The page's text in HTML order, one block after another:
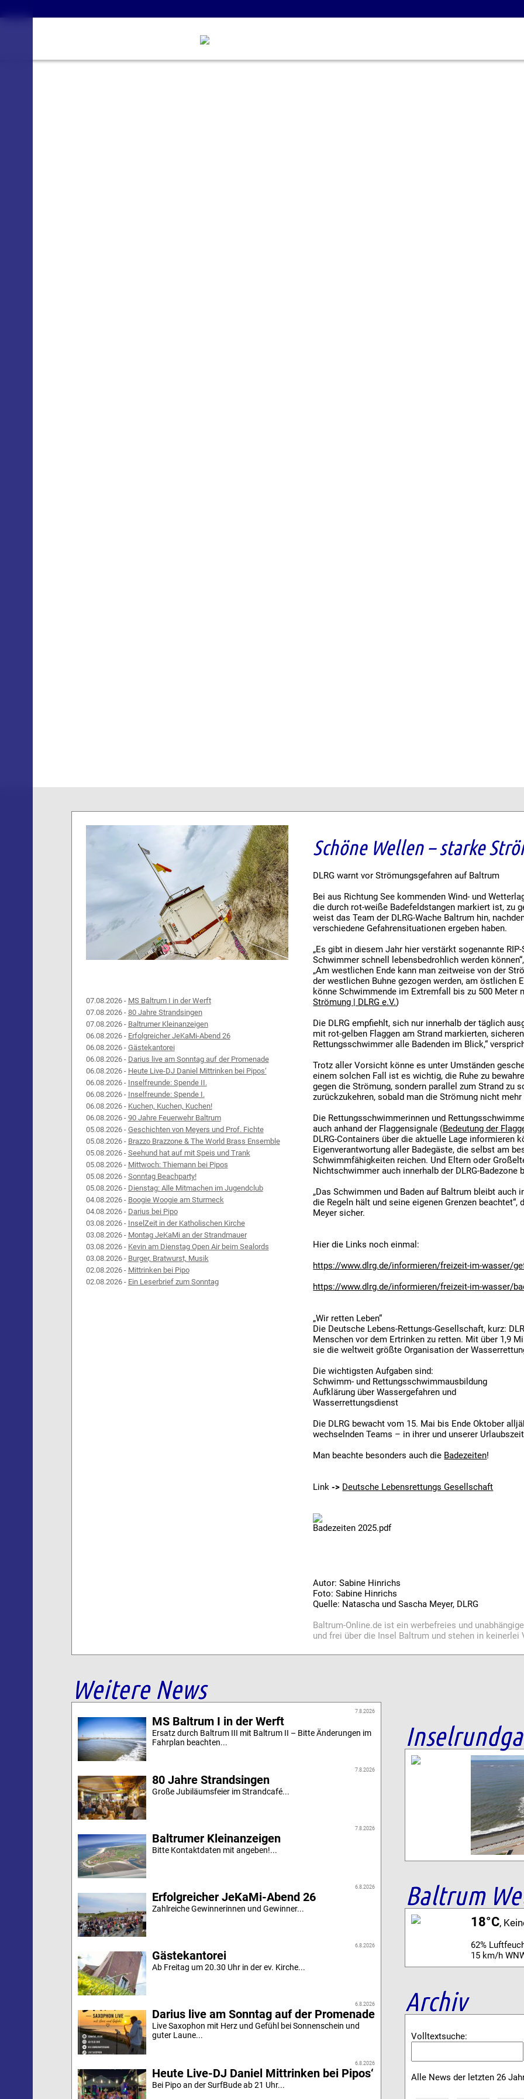
07.08.2026 - MS Baltrum I in der Werft
07.08.2026 - 80 Jahre Strandsingen
07.08.2026 - Baltrumer Kleinanzeigen
06.08.2026 - Erfolgreicher JeKaMi-Abend 26
06.08.2026 - Gästekantorei
06.08.2026 - Darius live am Sonntag auf der Promenade
06.08.2026 - Heute Live-DJ Daniel Mittrinken bei Pipos‘
06.08.2026 - Inselfreunde: Spende II.
06.08.2026 - Inselfreunde: Spende I.
06.08.2026 - Kuchen, Kuchen, Kuchen!
06.08.2026 - 90 Jahre Feuerwehr Baltrum
05.08.2026 - Geschichten von Meyers und Prof. Fichte
05.08.2026 - Brazzo Brazzone & The World Brass Ensemble
05.08.2026 - Seehund hat auf mit Speis und Trank
05.08.2026 - Mittwoch: Thiemann bei Pipos
05.08.2026 - Sonntag Beachparty!
05.08.2026 - Dienstag: Alle Mitmachen im Jugendclub
04.08.2026 - Boogie Woogie am Sturmeck
04.08.2026 - Darius bei Pipo
03.08.2026 - InselZeit in der Katholischen Kirche
03.08.2026 - Montag JeKaMi an der Strandmauer
03.08.2026 - Kevin am Dienstag Open Air beim Sealords
03.08.2026 - Burger, Bratwurst, Musik
02.08.2026 - Mittrinken bei Pipo
02.08.2026 - Ein Leserbrief zum Sonntag
Schöne Wellen – starke
DLRG warnt vor Strömungsgefahren auf Baltrum
Bei aus Richtung See kommenden Wind- und
die durch rot-weiße Badefeldstangen markiert ist, zu
weist das Team der DLRG-Wache Baltrum hin,
verschiedene Gefahrensituationen ergeben haben.
„Es gibt in diesem Jahr hier verstärkt sogenannte
Schwimmer schnell lebensbedrohlich werden
„Am westlichen Ende kann man zeitweise von der
der westlichen Buhne gezogen werden, am östlichen
könne Schwimmende im Extremfall bis zu 500 Meter
Strömung | DLRG e.V.)
Die DLRG empfiehlt, sich nur innerhalb der täglich
mit rot-gelben Flaggen am Strand markierten,
Rettungsschwimmer alle Badenden im Blick,“
Trotz aller Vorsicht könne es unter Umständen
einem solchen Fall ist es wichtig, die Ruhe zu
gegen die Strömung, sondern parallel zum Strand zu
zurückzukehren, sobald man die Strömung nicht mehr
Die Rettungsschwimmerinnen und
auch anhand der Flaggensignale (Bedeutung der
DLRG-Containers über die aktuelle Lage informieren
Eigenverantwortung aller Badegäste, die selbst am
Schwimmfähigkeiten reichen. Und Eltern oder
Nichtschwimmer auch innerhalb der DLRG-Badezone
„Das Schwimmen und Baden auf Baltrum bleibt auch
die Regeln hält und seine eigenen Grenzen
Meyer sicher.
Hier die Links noch einmal:
https://www.dlrg.de/informieren/freizeit-im-wasser/
https://www.dlrg.de/informieren/freizeit-im-wasser/
„Wir retten Leben“
Die Deutsche Lebens-Rettungs-Gesellschaft, kurz:
Menschen vor dem Ertrinken zu retten. Mit über 1,9
sie die weltweit größte Organisation der
Die wichtigsten Aufgaben sind:
Schwimm- und Rettungsschwimmausbildung
Aufklärung über Wassergefahren und
Wasserrettungsdienst
Die DLRG bewacht vom 15. Mai bis Ende Oktober
wechselnden Teams – in ihrer und unserer
Man beachte besonders auch die Badezeiten!
Link-> Deutsche Lebensrettungs Gesellschaft
Badezeiten 2025.pdf
Autor: Sabine Hinrichs
Foto: Sabine Hinrichs
Quelle: Natascha und Sascha Meyer, DLRG
Baltrum-Online.de ist ein werbefreies und
und frei über die Insel Baltrum und stehen in keinerlei
Weitere News
7.8.2026
MS Baltrum I in der Werft
Ersatz durch Baltrum III mit Baltrum II – Bitte Änderungen im
Fahrplan beachten...
7.8.2026
80 Jahre Strandsingen
Große Jubiläumsfeier im Strandcafé...
7.8.2026
Baltrumer Kleinanzeigen
Bitte Kontaktdaten mit angeben!...
6.8.2026
Erfolgreicher JeKaMi-Abend 26
Zahlreiche Gewinnerinnen und Gewinner...
6.8.2026
Gästekantorei
Ab Freitag um 20.30 Uhr in der ev. Kirche...
6.8.2026
Darius live am Sonntag auf der Promenade
Live Saxophon mit Herz und Gefühl bei Sonnenschein und
guter Laune...
6.8.2026
Heute Live-DJ Daniel Mittrinken bei Pipos‘
Bei Pipo an der SurfBude ab 21 Uhr...
Baltrum
18°C,
62%
15 km/h
Archiv
Volltextsuche:
Alle News der letzten 26